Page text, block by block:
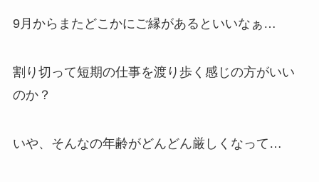
9月からまたどこかにご縁があるといいなぁ…
割り切って短期の仕事を渡り歩く感じの方がいい
のか？
いや、そんなの年齢がどんどん厳しくなって…